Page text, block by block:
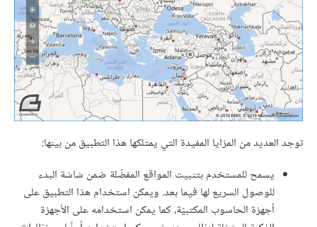
توجد العديد من المزايا المفيدة التي يمتلكها هذا التطبيق من بينها:
يسمح للمستخدم بتثبيت المواقع المفضّلة ضمن شاشة البدء
للوصول السريع لها فيما بعد. ويمكن استخدام هذا التطبيق على
أجهزة الحاسوب المكتبيّة، كما يمكن استخدامه على الأجهزة